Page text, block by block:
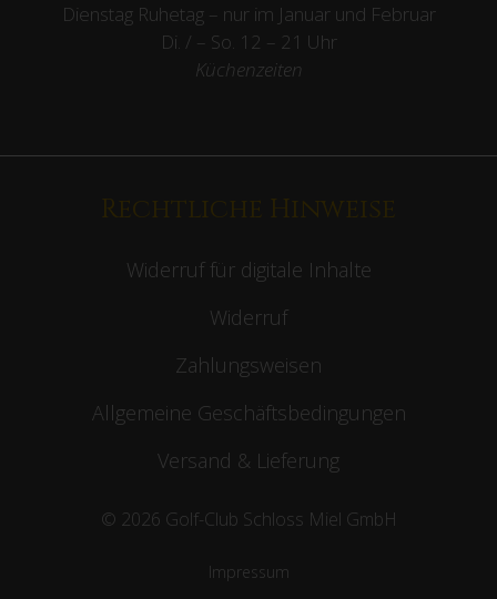
Dienstag Ruhetag – nur im Januar und Februar
Di. / – So. 12 – 21 Uhr
Küchenzeiten
Rechtliche Hinweise
Widerruf für digitale Inhalte
Widerruf
Zahlungsweisen
Allgemeine Geschäftsbedingungen
Versand & Lieferung
© 2026 Golf-Club Schloss Miel GmbH
Impressum